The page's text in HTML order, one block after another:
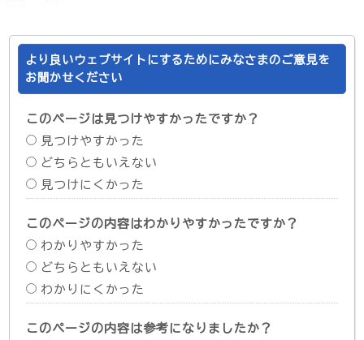
より良いウェブサイトにするためにみなさまのご意見を
お聞かせください
このページは見つけやすかったですか？
見つけやすかった
どちらともいえない
見つけにくかった
このページの内容はわかりやすかったですか？
わかりやすかった
どちらともいえない
わかりにくかった
このページの内容は参考になりましたか？